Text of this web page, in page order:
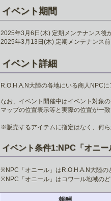
イベント期間
2025年3月6日(木) 定期メンテナンス後
2025年3月13日(木) 定期メンテナンス
イベント詳細
R.O.H.A.N大陸の各地にいる商人NPC
なお、イベント開催中はイベント対象
マップの位置表示等と実際の位置が一
※販売するアイテムに指定はなく、何
イベント条件1:NPC「オニ
※NPC「オニール」はR.O.H.A.N大陸
※NPC「オニール」はコワール地域の